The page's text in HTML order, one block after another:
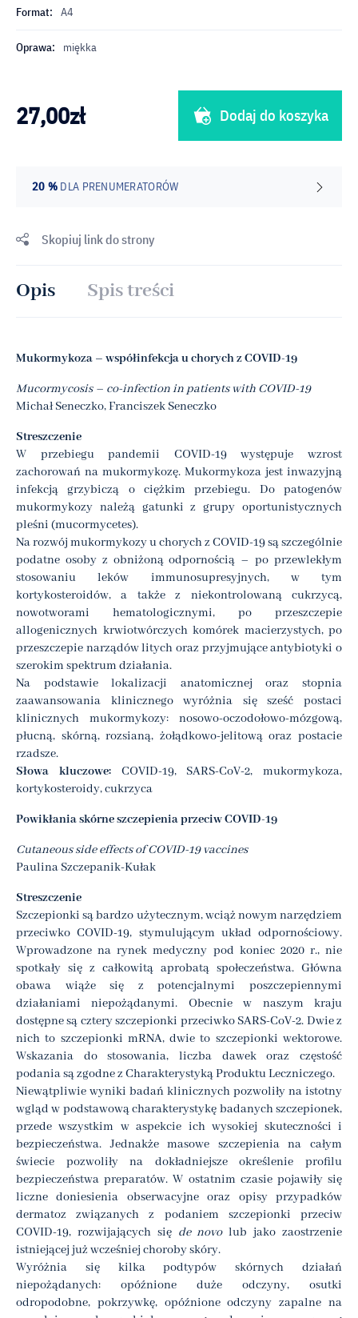
Format: A4
Oprawa: miękka
27,00zł Dodaj do koszyka
20 % DLA PRENUMERATORÓW
Skopiuj link do strony
Opis Spis treści
Mukormykoza – współinfekcja u chorych z COVID-19
Mucormycosis – co-infection in patients with COVID-19
Michał Seneczko, Franciszek Seneczko
Streszczenie
W przebiegu pandemii COVID-19 występuje wzrost
zachorowań na mukormykozę. Mukormykoza jest inwazyjną
infekcją grzybiczą o ciężkim przebiegu. Do patogenów
mukormykozy należą gatunki z grupy oportunistycznych
pleśni (mucormycetes).
Na rozwój mukormykozy u chorych z COVID-19 są szczególnie
podatne osoby z obniżoną odpornością – po przewlekłym
stosowaniu leków immunosupresyjnych, w tym
kortykosteroidów, a także z niekontrolowaną cukrzycą,
nowotworami hematologicznymi, po przeszczepie
allogenicznych krwiotwórczych komórek macierzystych, po
przeszczepie narządów litych oraz przyjmujące antybiotyki o
szerokim spektrum działania.
Na podstawie lokalizacji anatomicznej oraz stopnia
zaawansowania klinicznego wyróżnia się sześć postaci
klinicznych mukormykozy: nosowo-oczodołowo-mózgową,
płucną, skórną, rozsianą, żołądkowo-jelitową oraz postacie
rzadsze.
Słowa kluczowe:COVID-19, SARS-CoV-2, mukormykoza,
kortykosteroidy, cukrzyca
Powikłania skórne szczepienia przeciw COVID-19
Cutaneous side effects of COVID-19 vaccines
Paulina Szczepanik-Kułak
Streszczenie
Szczepionki są bardzo użytecznym, wciąż nowym narzędziem
przeciwko COVID-19, stymulującym układ odpornościowy.
Wprowadzone na rynek medyczny pod koniec 2020 r., nie
spotkały się z całkowitą aprobatą społeczeństwa. Główna
obawa wiąże się z potencjalnymi poszczepiennymi
działaniami niepożądanymi. Obecnie w naszym kraju
dostępne są cztery szczepionki przeciwko SARS-CoV-2. Dwie z
nich to szczepionki mRNA, dwie to szczepionki wektorowe.
Wskazania do stosowania, liczba dawek oraz częstość
podania są zgodne z Charakterystyką Produktu Leczniczego.
Niewątpliwie wyniki badań klinicznych pozwoliły na istotny
wgląd w podstawową charakterystykę badanych szczepionek,
przede wszystkim w aspekcie ich wysokiej skuteczności i
bezpieczeństwa. Jednakże masowe szczepienia na całym
świecie pozwoliły na dokładniejsze określenie profilu
bezpieczeństwa preparatów. W ostatnim czasie pojawiły się
liczne doniesienia obserwacyjne oraz opisy przypadków
dermatoz związanych z podaniem szczepionki przeciw
COVID-19, rozwijających się de novolub jako zaostrzenie
istniejącej już wcześniej choroby skóry.
Wyróżnia się kilka podtypów skórnych działań
niepożądanych: opóźnione duże odczyny, osutki
odropodobne, pokrzywkę, opóźnione odczyny zapalne na